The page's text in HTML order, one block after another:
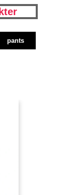
pants